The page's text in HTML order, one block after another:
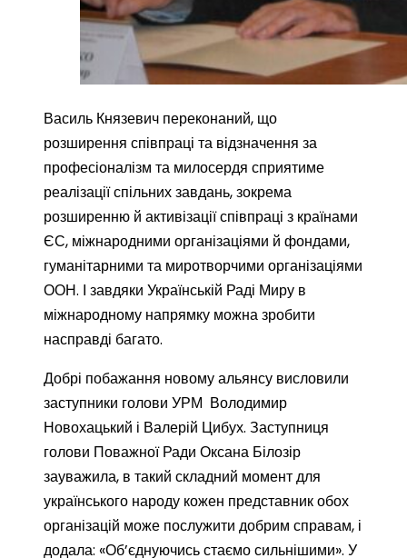
Василь Князевич переконаний, що
розширення співпраці та відзначення за
професіоналізм та милосердя сприятиме
реалізації спільних завдань, зокрема
розширенню й активізації співпраці з країнами
ЄС, міжнародними організаціями й фондами,
гуманітарними та миротворчими організаціями
ООН. І завдяки Українській Раді Миру в
міжнародному напрямку можна зробити
насправді багато.
Добрі побажання новому альянсу висловили
заступники голови УРМ Володимир
Новохацький і Валерій Цибух. Заступниця
голови Поважної Ради Оксана Білозір
зауважила, в такий складний момент для
українського народу кожен представник обох
організацій може послужити добрим справам, і
додала: «Об’єднуючись стаємо сильнішими». У